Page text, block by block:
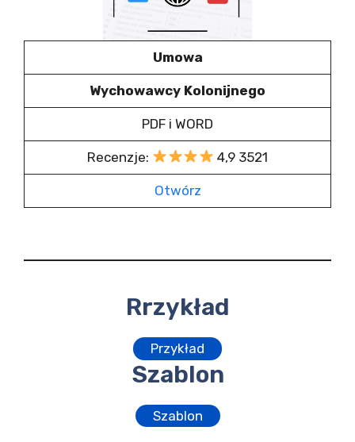
Umowa
Wychowawcy Kolonijnego
PDF i WORD
Recenzje: 4,9 3521
Otwórz
Rrzykład
Przykład
Szablon
Szablon